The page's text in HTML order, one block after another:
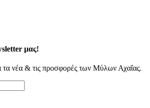
μας!
τα νέα & τις προσφορές των Μύλων Αχαΐας.